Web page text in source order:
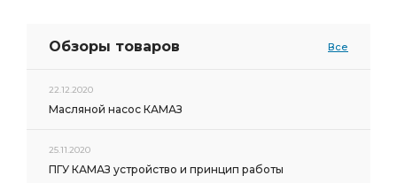
Обзоры товаров Все
22.12.2020
Масляной насос КАМАЗ
25.11.2020
ПГУ КАМАЗ устройство и принцип работы